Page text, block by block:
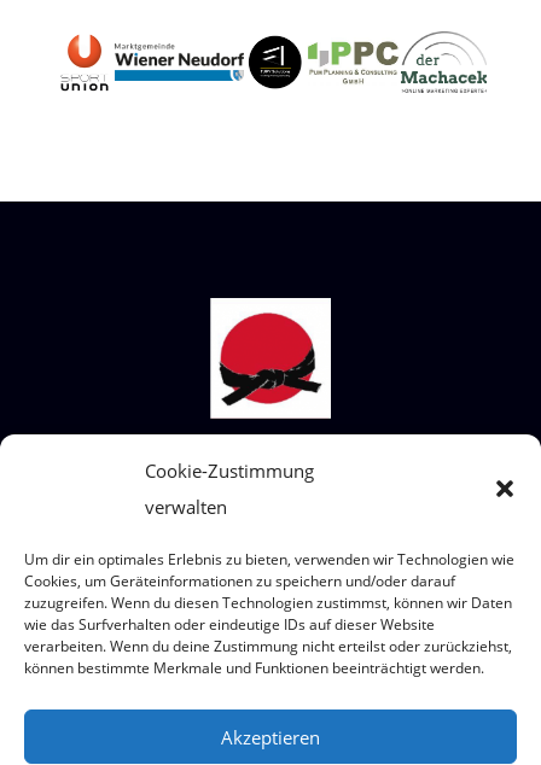
Cookie-Zustimmung
verwalten
Um dir ein optimales Erlebnis zu bieten, verwenden wir Technologien wie
Cookies, um Geräteinformationen zu speichern und/oder darauf
zuzugreifen. Wenn du diesen Technologien zustimmst, können wir Daten
wie das Surfverhalten oder eindeutige IDs auf dieser Website
verarbeiten. Wenn du deine Zustimmung nicht erteilst oder zurückziehst,
können bestimmte Merkmale und Funktionen beeinträchtigt werden.
Akzeptieren
STECKBRIEF SHIAI-DO
Wir sind ein Judoverein für alle Altersklassen
Wo? Eumigweg 1/3, 2351 Wiener Neudorf
© 2026 Judoteam SHIAI-DO